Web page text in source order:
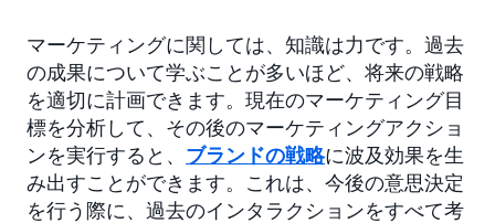
マーケティングに関しては、知識は力です。過去
の成果について学ぶことが多いほど、将来の戦略
を適切に計画できます。現在のマーケティング目
標を分析して、その後のマーケティングアクショ
ンを実行すると、 ブランドの戦略に波及効果を生
み出すことができます。これは、今後の意思決定
を行う際に、過去のインタラクションをすべて考